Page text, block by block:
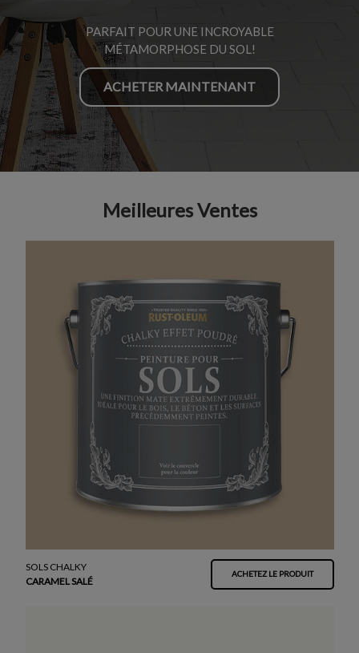
PARFAIT POUR UNE INCROYABLE
MÉTAMORPHOSE DU SOL!
ACHETER MAINTENANT
Meilleures Ventes
SOLS CHALKY
CARAMEL SALÉ
ACHETEZ LE PRODUIT